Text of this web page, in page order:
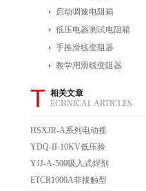
启动调速电阻箱
低压电器测试电阻箱
手推滑线变阻器
教学用滑线变阻器
T 相关文章
ECHNICAL ARTICLES
HSXJR-A系列电动摇
表
YDQ-II-10KV低压验
电器
YJJ-A-500吸入式焊剂
烘干箱
ETCR1000A非接触型